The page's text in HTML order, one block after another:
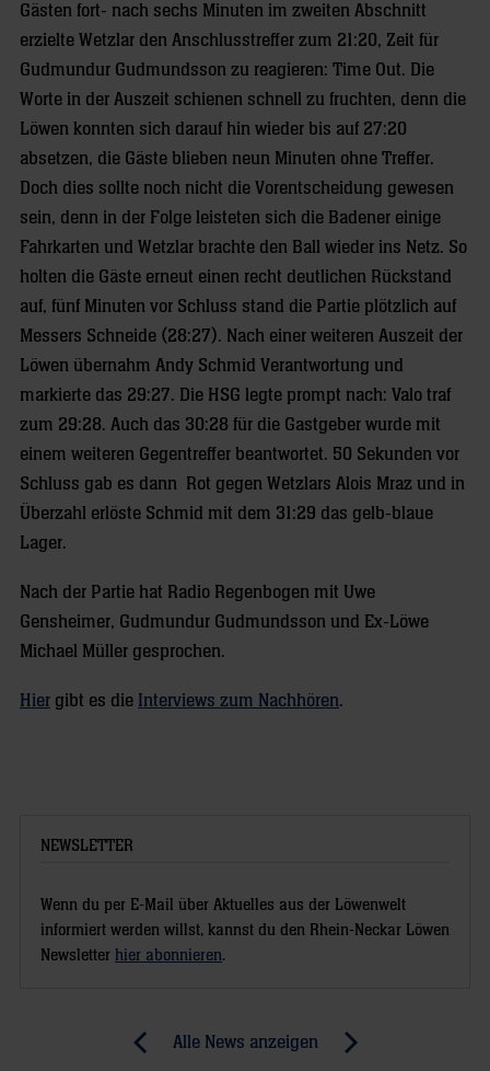
Gästen fort- nach sechs Minuten im zweiten Abschnitt
erzielte Wetzlar den Anschlusstreffer zum 21:20, Zeit für
Gudmundur Gudmundsson zu reagieren: Time Out. Die
Worte in der Auszeit schienen schnell zu fruchten, denn die
Löwen konnten sich darauf hin wieder bis auf 27:20
absetzen, die Gäste blieben neun Minuten ohne Treffer.
Doch dies sollte noch nicht die Vorentscheidung gewesen
sein, denn in der Folge leisteten sich die Badener einige
Fahrkarten und Wetzlar brachte den Ball wieder ins Netz. So
holten die Gäste erneut einen recht deutlichen Rückstand
auf, fünf Minuten vor Schluss stand die Partie plötzlich auf
Messers Schneide (28:27). Nach einer weiteren Auszeit der
Löwen übernahm Andy Schmid Verantwortung und
markierte das 29:27. Die HSG legte prompt nach: Valo traf
zum 29:28. Auch das 30:28 für die Gastgeber wurde mit
einem weiteren Gegentreffer beantwortet. 50 Sekunden vor
Schluss gab es dann Rot gegen Wetzlars Alois Mraz und in
Überzahl erlöste Schmid mit dem 31:29 das gelb-blaue
Lager.
Nach der Partie hat Radio Regenbogen mit Uwe
Gensheimer, Gudmundur Gudmundsson und Ex-Löwe
Michael Müller gesprochen.
Hier gibt es die Interviews zum Nachhören.
NEWSLETTER
Wenn du per E-Mail über Aktuelles aus der Löwenwelt
informiert werden willst, kannst du den Rhein-Neckar Löwen
Newsletter hier abonnieren.
Alle News anzeigen